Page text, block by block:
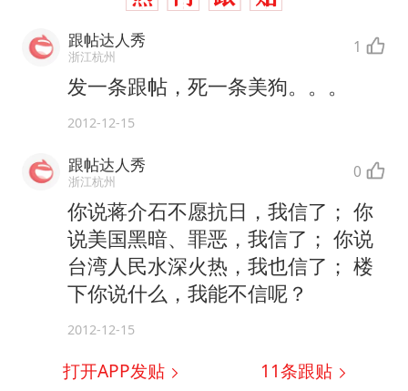
贵州轮胎子公司获美国退税8136万
跟帖达人秀
浙江杭州 1
发一条跟帖，死一条美狗。。。
2012-12-15
跟帖达人秀
浙江杭州 0
你说蒋介石不愿抗日，我信了； 你
说美国黑暗、罪恶，我信了； 你说
台湾人民水深火热，我也信了； 楼
下你说什么，我能不信呢？
2012-12-15
打开APP发贴 11条跟贴